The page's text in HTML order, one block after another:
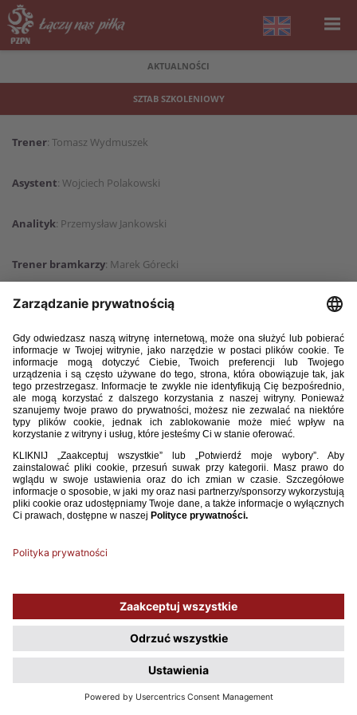
AKTUALNOŚCI
SZTAB SZKOLENIOWY
Trener: Tomasz Wydmuszek
Asystent: Wojciech Polakowski
Analityk: Przemysław Jankowski
Trener bramkarzy: Marek Górecki
Kierownik: Michał Piekarczyk
Lekarz: Robert Gulewicz
Fizjoterapeuta/trener przygotowania motorycznego: Rafał
Kobusiński
Używamy plików cookies, aby ułatwić Ci korzystanie z naszego serwisu
oraz do celów statystycznych. Jeśli nie blokujesz tych plików, to zgadzasz
się na ich użycie oraz zapisanie w pamięci urządzenia. Pamiętaj, że
możesz samodzielnie zarządzać cookies, zmieniając ustawienia
przeglądarki.
Polityka plików Cookies.